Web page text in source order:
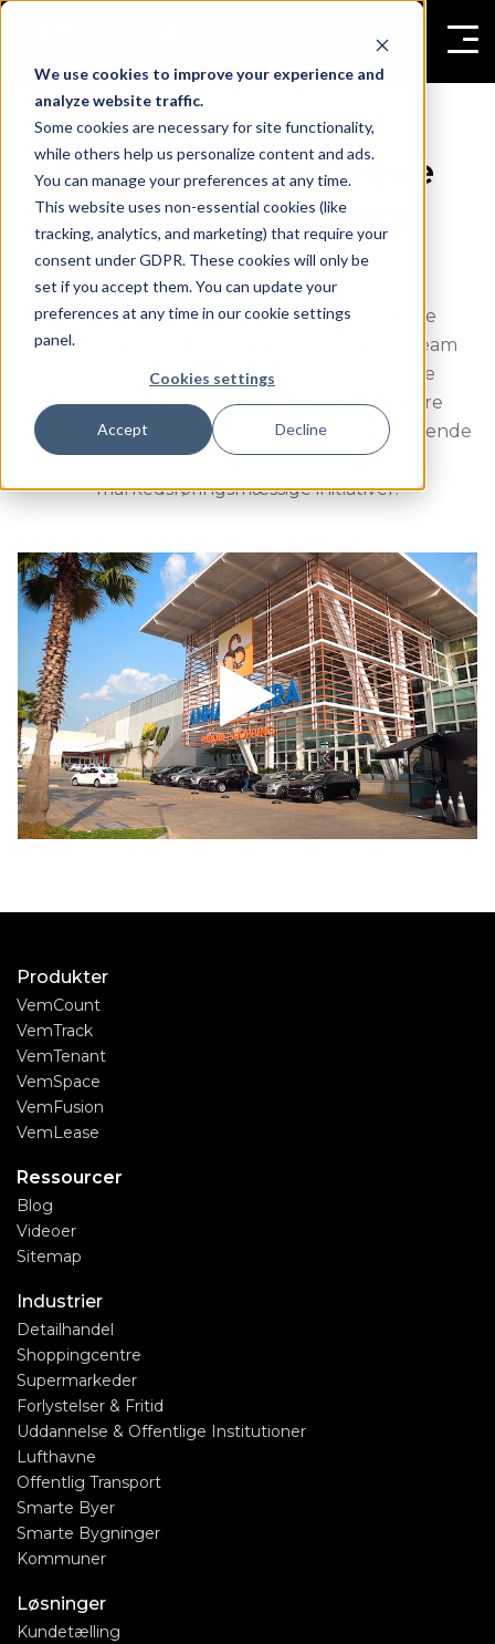
We use cookies to improve your experience and
analyze website traffic.
Some cookies are necessary for site functionality,
while others help us personalize content and ads.
You can manage your preferences at any time.
This website uses non-essential cookies (like
tracking, analytics, and marketing) that require your
consent under GDPR. These cookies will only be
set if you accept them. You can update your
preferences at any time in our cookie settings
panel.
Cookies settings
Accept Decline
Anhanguera Parque
Shopping x Vemco
Group
Udforsk vores besøg i Anhanguera Parque
Shopping og se, hvordan indkøbscentrets team
bruger Vemcount til at træffe datadrevne
beslutninger hver dag, hvilket fører til mere
præcise strategier, optimeret drift og fremragende
resultater i både kommercielle og
markedsføringsmæssige initiativer.
Produkter
VemCount
VemTrack
VemTenant
VemSpace
VemFusion
VemLease
Ressourcer
Blog
Videoer
Sitemap
Industrier
Detailhandel
Shoppingcentre
Supermarkeder
Forlystelser & Fritid
Uddannelse & Offentlige Institutioner
Lufthavne
Offentlig Transport
Smarte Byer
Smarte Bygninger
Kommuner
Løsninger
Kundetælling